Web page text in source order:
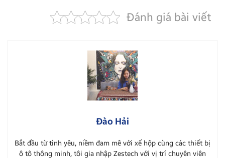
Đánh giá bài viết
Đào Hải
Bắt đầu từ tình yêu, niềm đam mê với xế hộp cùng các thiết bị
ô tô thông minh, tôi gia nhập Zestech với vị trí chuyên viên